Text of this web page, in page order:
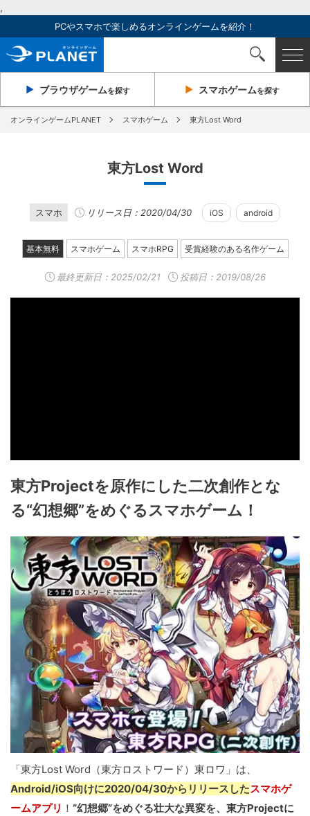
,
PCやスマホで楽しめるオンラインゲームを紹介！
ブラウザゲームを探す スマホゲームを探す
オンラインゲームPLANET スマホゲーム 東方Lost Word
東方Lost Word
スマホ リリース日：2020/04/30 iOS android
基本無料 スマホゲーム スマホRPG 受賞経験のある名作ゲーム
最終更新日： 2025/02/21 投稿日：2019/08/26
東方Projectを原作にした二次創作とな
る“幻想郷”をめぐるスマホゲーム！
「東方Lost Word（東方ロストワード）東ロワ」は、
Android/iOS向けに2020/04/30からリリースしたスマホゲ
ームアプリ ！ “幻想郷”をめぐる壮大な異変を、東方Projectに